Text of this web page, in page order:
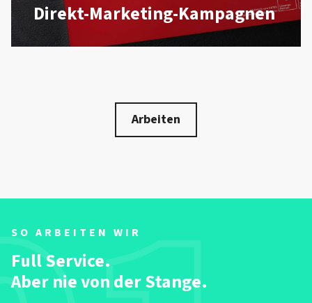
Direkt-Marketing-Kampagnen
Arbeiten
SO ARBEITEN WIR
Full Service.
Aber nie von der Stange.